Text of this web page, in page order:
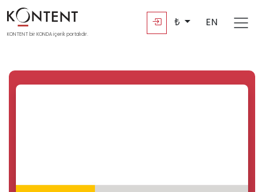
KONTENT bir KONDA içerik portalıdır.
₺ EN